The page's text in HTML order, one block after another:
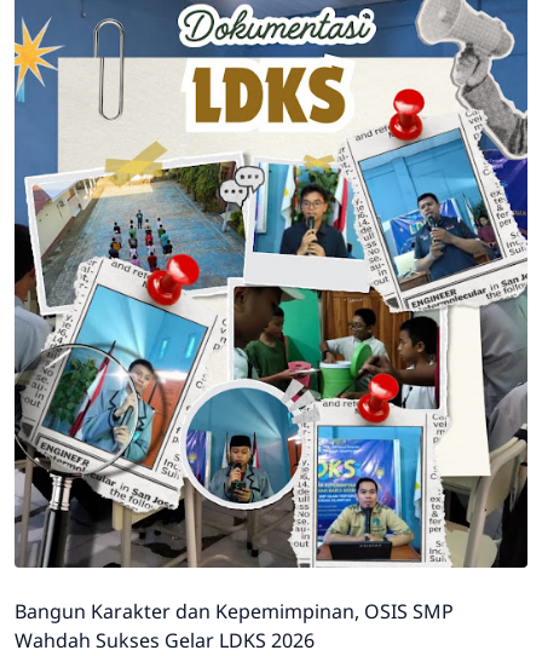
Bangun Karakter dan Kepemimpinan, OSIS SMP
Wahdah Sukses Gelar LDKS 2026